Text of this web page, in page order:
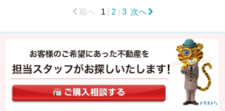
前へ 1 2 3 次へ